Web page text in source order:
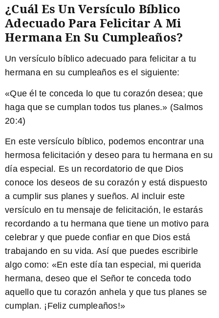
¿Cuál Es Un Versículo Bíblico
Adecuado Para Felicitar A Mi
Hermana En Su Cumpleaños?
Un versículo bíblico adecuado para felicitar a tu
hermana en su cumpleaños es el siguiente:
«Que él te conceda lo que tu corazón desea; que
haga que se cumplan todos tus planes.» (Salmos
20:4)
En este versículo bíblico, podemos encontrar una
hermosa felicitación y deseo para tu hermana en su
día especial. Es un recordatorio de que Dios
conoce los deseos de su corazón y está dispuesto
a cumplir sus planes y sueños. Al incluir este
versículo en tu mensaje de felicitación, le estarás
recordando a tu hermana que tiene un motivo para
celebrar y que puede confiar en que Dios está
trabajando en su vida. Así que puedes escribirle
algo como: «En este día tan especial, mi querida
hermana, deseo que el Señor te conceda todo
aquello que tu corazón anhela y que tus planes se
cumplan. ¡Feliz cumpleaños!»